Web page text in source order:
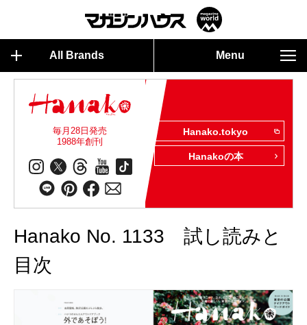
All Brands Menu
毎月28日発売
1988年創刊
Hanako.tokyo
Hanakoの本
Hanako No. 1133 試し読みと
目次